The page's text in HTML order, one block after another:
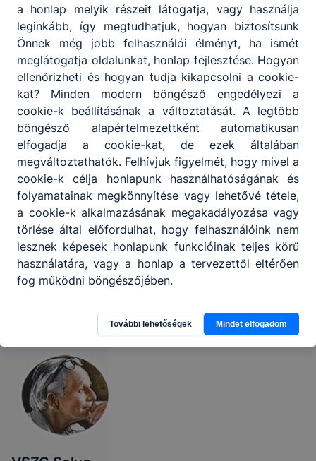
Partnereink
a honlap melyik részeit látogatja, vagy használja
leginkább, így megtudhatjuk, hogyan biztosítsunk
Önnek még jobb felhasználói élményt, ha ismét
meglátogatja oldalunkat, honlap fejlesztése. Hogyan
ellenőrizheti és hogyan tudja kikapcsolni a cookie-
kat? Minden modern böngésző engedélyezi a
cookie-k beállításának a változtatását. A legtöbb
böngésző alapértelmezettként automatikusan
elfogadja a cookie-kat, de ezek általában
megváltoztathatók. Felhívjuk figyelmét, hogy mivel a
cookie-k célja honlapunk használhatóságának és
folyamatainak megkönnyítése vagy lehetővé tétele,
a cookie-k alkalmazásának megakadályozása vagy
törlése által előfordulhat, hogy felhasználóink nem
lesznek képesek honlapunk funkcióinak teljes körű
használatára, vagy a honlap a tervezettől eltérően
fog működni böngészőjében.
További lehetőségek Mindet elfogadom